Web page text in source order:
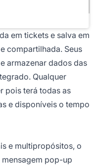
em tickets e salva em
compartilhada. Seus
armazenar dados das
Qualquer
pois terá todas as
e disponíveis o tempo
e multipropósitos, o
pop-up